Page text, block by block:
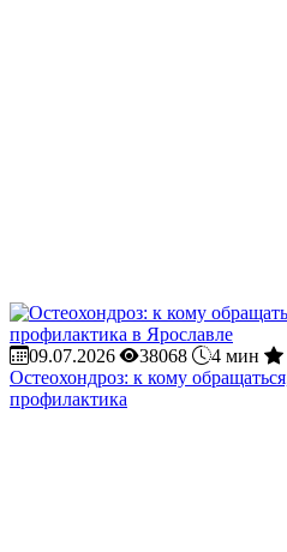
09.07.2026 38068 4 мин
Остеохондроз: к кому
профилактика